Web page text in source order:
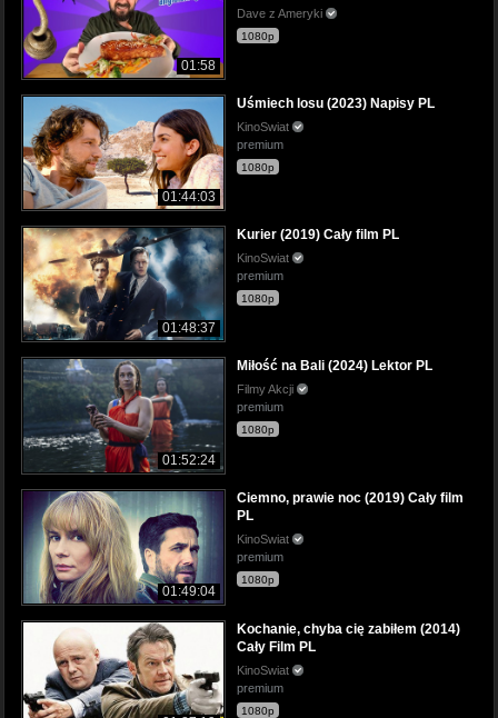
01:58
Dave z Ameryki
1080p
01:44:03
Uśmiech losu (2023) Napisy PL
KinoSwiat
premium
1080p
01:48:37
Kurier (2019) Cały film PL
KinoSwiat
premium
1080p
01:52:24
Miłość na Bali (2024) Lektor PL
Filmy Akcji
premium
1080p
01:49:04
Ciemno, prawie noc (2019) Cały film
PL
KinoSwiat
premium
1080p
Kochanie, chyba cię zabiłem (2014)
Cały Film PL
KinoSwiat
premium
1080p